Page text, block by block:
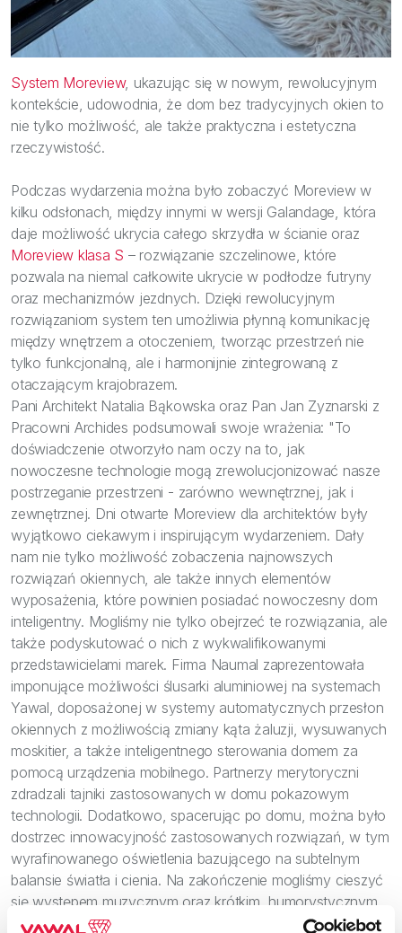
System Moreview, ukazując się w nowym, rewolucyjnym
kontekście, udowodnia, że dom bez tradycyjnych okien to
nie tylko możliwość, ale także praktyczna i estetyczna
rzeczywistość.
Podczas wydarzenia można było zobaczyć Moreview w
kilku odsłonach, między innymi w wersji Galandage, która
daje możliwość ukrycia całego skrzydła w ścianie oraz
Moreview klasa S – rozwiązanie szczelinowe, które
pozwala na niemal całkowite ukrycie w podłodze futryny
oraz mechanizmów jezdnych. Dzięki rewolucyjnym
rozwiązaniom system ten umożliwia płynną komunikację
między wnętrzem a otoczeniem, tworząc przestrzeń nie
tylko funkcjonalną, ale i harmonijnie zintegrowaną z
otaczającym krajobrazem.
Pani Architekt Natalia Bąkowska oraz Pan Jan Zyznarski z
Pracowni Archides podsumowali swoje wrażenia: "To
doświadczenie otworzyło nam oczy na to, jak
nowoczesne technologie mogą zrewolucjonizować nasze
postrzeganie przestrzeni - zarówno wewnętrznej, jak i
zewnętrznej. Dni otwarte Moreview dla architektów były
wyjątkowo ciekawym i inspirującym wydarzeniem. Dały
nam nie tylko możliwość zobaczenia najnowszych
rozwiązań okiennych, ale także innych elementów
wyposażenia, które powinien posiadać nowoczesny dom
inteligentny. Mogliśmy nie tylko obejrzeć te rozwiązania, ale
także podyskutować o nich z wykwalifikowanymi
przedstawicielami marek. Firma Naumal zaprezentowała
imponujące możliwości ślusarki aluminiowej na systemach
Yawal, doposażonej w systemy automatycznych przesłon
okiennych z możliwością zmiany kąta żaluzji, wysuwanych
moskitier, a także inteligentnego sterowania domem za
pomocą urządzenia mobilnego. Partnerzy merytoryczni
zdradzali tajniki zastosowanych w domu pokazowym
technologii. Dodatkowo, spacerując po domu, można było
dostrzec innowacyjność zastosowanych rozwiązań, w tym
wyrafinowanego oświetlenia bazującego na subtelnym
balansie światła i cienia. Na zakończenie mogliśmy cieszyć
się występem muzycznym oraz krótkim, humorystycznym
stand-upem."